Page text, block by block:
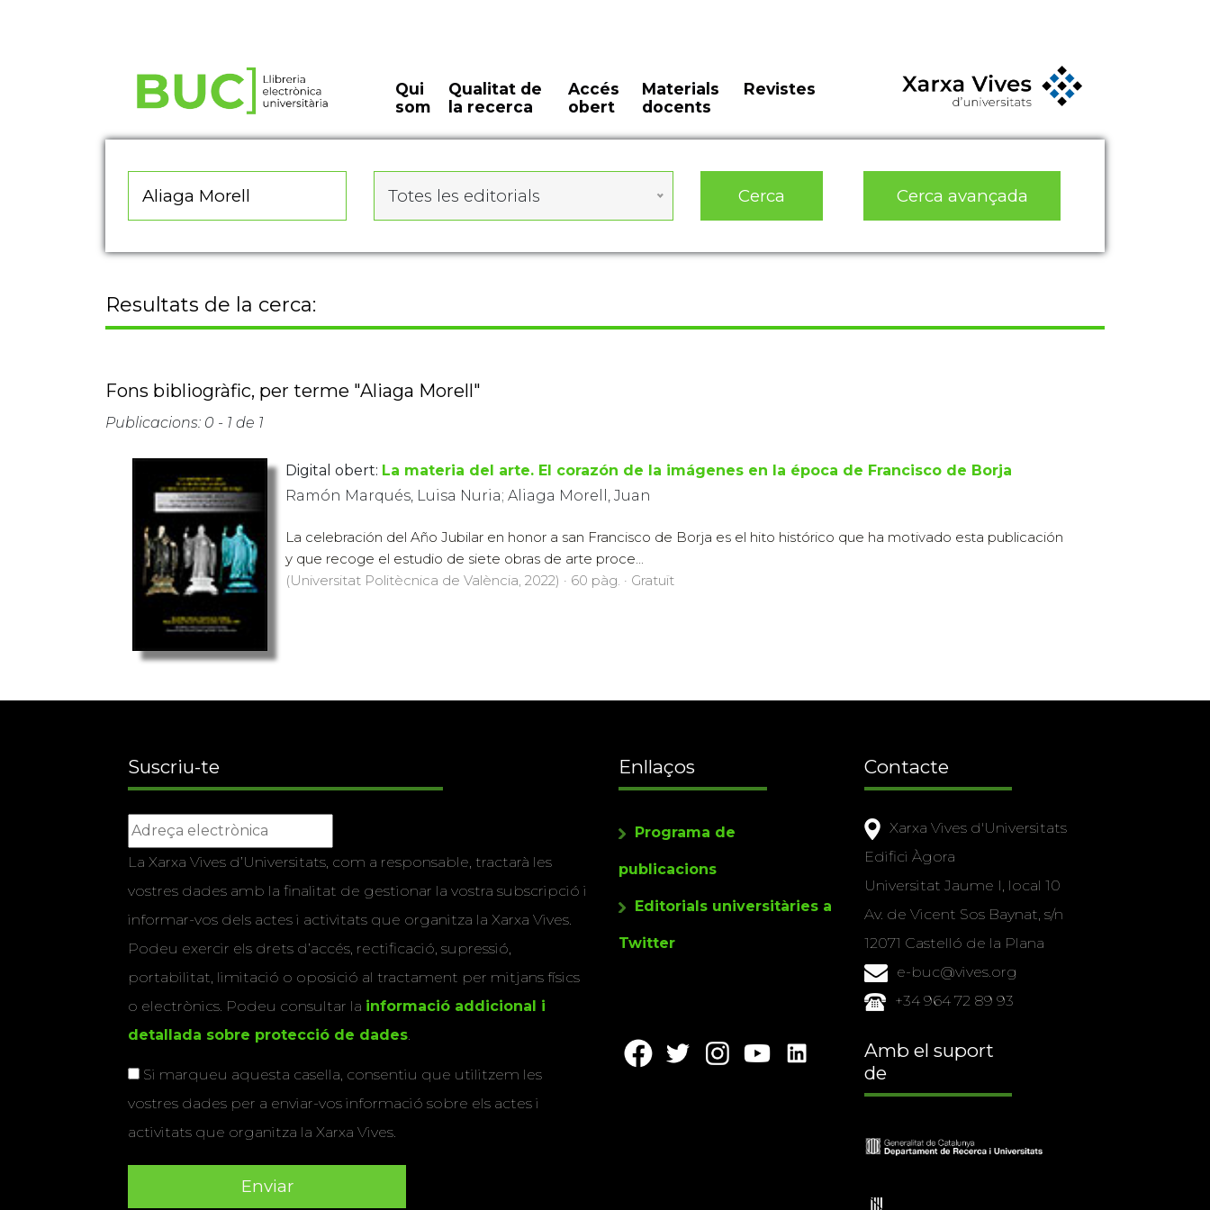
Qui
som
Qualitat de
la recerca
Accés
obert
Materials
docents
Revistes
Totes les editorials Cerca Cerca avançada
Resultats de la cerca:
Fons bibliogràfic, per terme "Aliaga Morell"
Publicacions: 0 - 1 de 1
Digital obert: La materia del arte. El corazón de la imágenes en la época de Francisco de Borja
Ramón Marqués, Luisa Nuria; Aliaga Morell, Juan
La celebración del Año Jubilar en honor a san Francisco de Borja es el hito histórico que ha motivado esta publicación
y que recoge el estudio de siete obras de arte proce...
(Universitat Politècnica de València, 2022) · 60 pàg. · Gratuït
Suscriu-te
La Xarxa Vives d’Universitats, com a responsable, tractarà les
vostres dades amb la finalitat de gestionar la vostra subscripció i
informar-vos dels actes i activitats que organitza la Xarxa Vives.
Podeu exercir els drets d’accés, rectificació, supressió,
portabilitat, limitació o oposició al tractament per mitjans físics
o electrònics. Podeu consultar la informació addicional i
detallada sobre protecció de dades
Si marqueu aquesta casella, consentiu que utilitzem les
vostres dades per a enviar-vos informació sobre els actes i
activitats que organitza la Xarxa Vives.
Enllaços
Programa de
publicacions
Editorials universitàries a
Twitter
Contacte
Xarxa Vives d'Universitats
Edifici Àgora
Universitat Jaume I, local 10
Av. de Vicent Sos Baynat, s/n
12071 Castelló de la Plana
e-buc@vives.org
+34 964 72 89 93
Amb el suport
de